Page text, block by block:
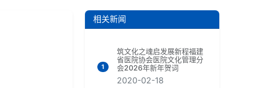
相关新闻
1
筑文化之魂启发展新程福建
省医院协会医院文化管理分
会2026年新年贺词
2020-02-18